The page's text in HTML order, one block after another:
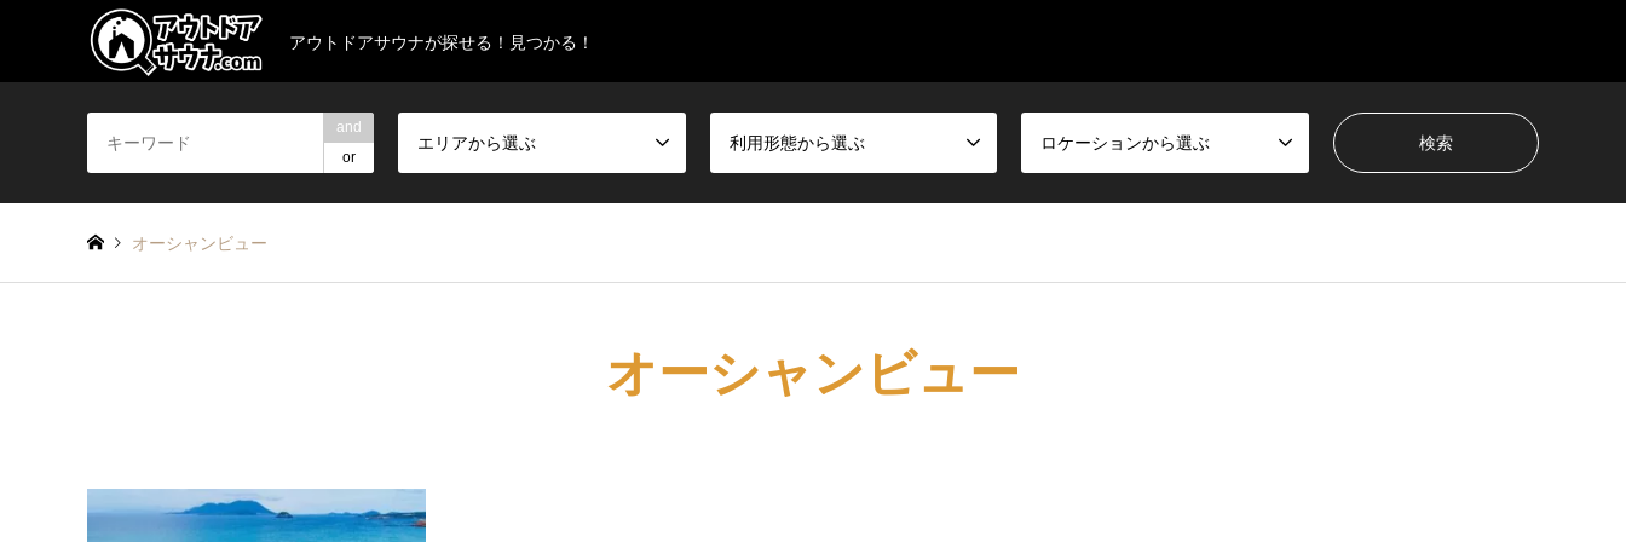
アウトドアサウナが探せる！見つかる！
and
or
エリアから選ぶ 利用形態から選ぶ ロケーションから選ぶ
オーシャンビュー
オーシャンビュー